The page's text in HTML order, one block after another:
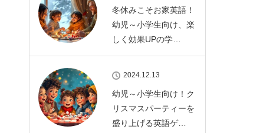
冬休みこそお家英語！
幼児～小学生向け、楽
しく効果UPの学…
2024.12.13
幼児～小学生向け！ク
リスマスパーティーを
盛り上げる英語ゲ…